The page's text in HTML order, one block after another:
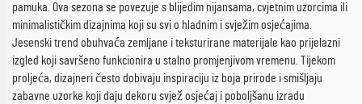
pamuka. Ova sezona se povezuje s blijedim nijansama, cvjetnim uzorcima ili
minimalističkim dizajnima koji su svi o hladnim i svježim osjećajima.
Jesenski trend obuhvaća zemljane i teksturirane materijale kao prijelazni
izgled koji savršeno funkcionira u stalno promjenjivom vremenu. Tijekom
proljeća, dizajneri često dobivaju inspiraciju iz boja prirode i smišljaju
zabavne uzorke koji daju dekoru svjež osjećaj i poboljšanu izradu